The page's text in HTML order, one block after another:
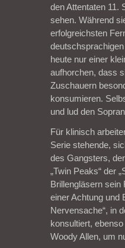
den Attentaten 11.
sehen. Während
erfolgreichsten
heute nur einer
aufhorchen, dass
Zuschauern
konsumieren.
und lud den
Für klinisch
Serie stehende,
des Gangsters,
„Twin Peaks“ der
Brillengläsern sein
einer Achtung und
Nervensache“, in
konsultiert,
Woody Allen, um